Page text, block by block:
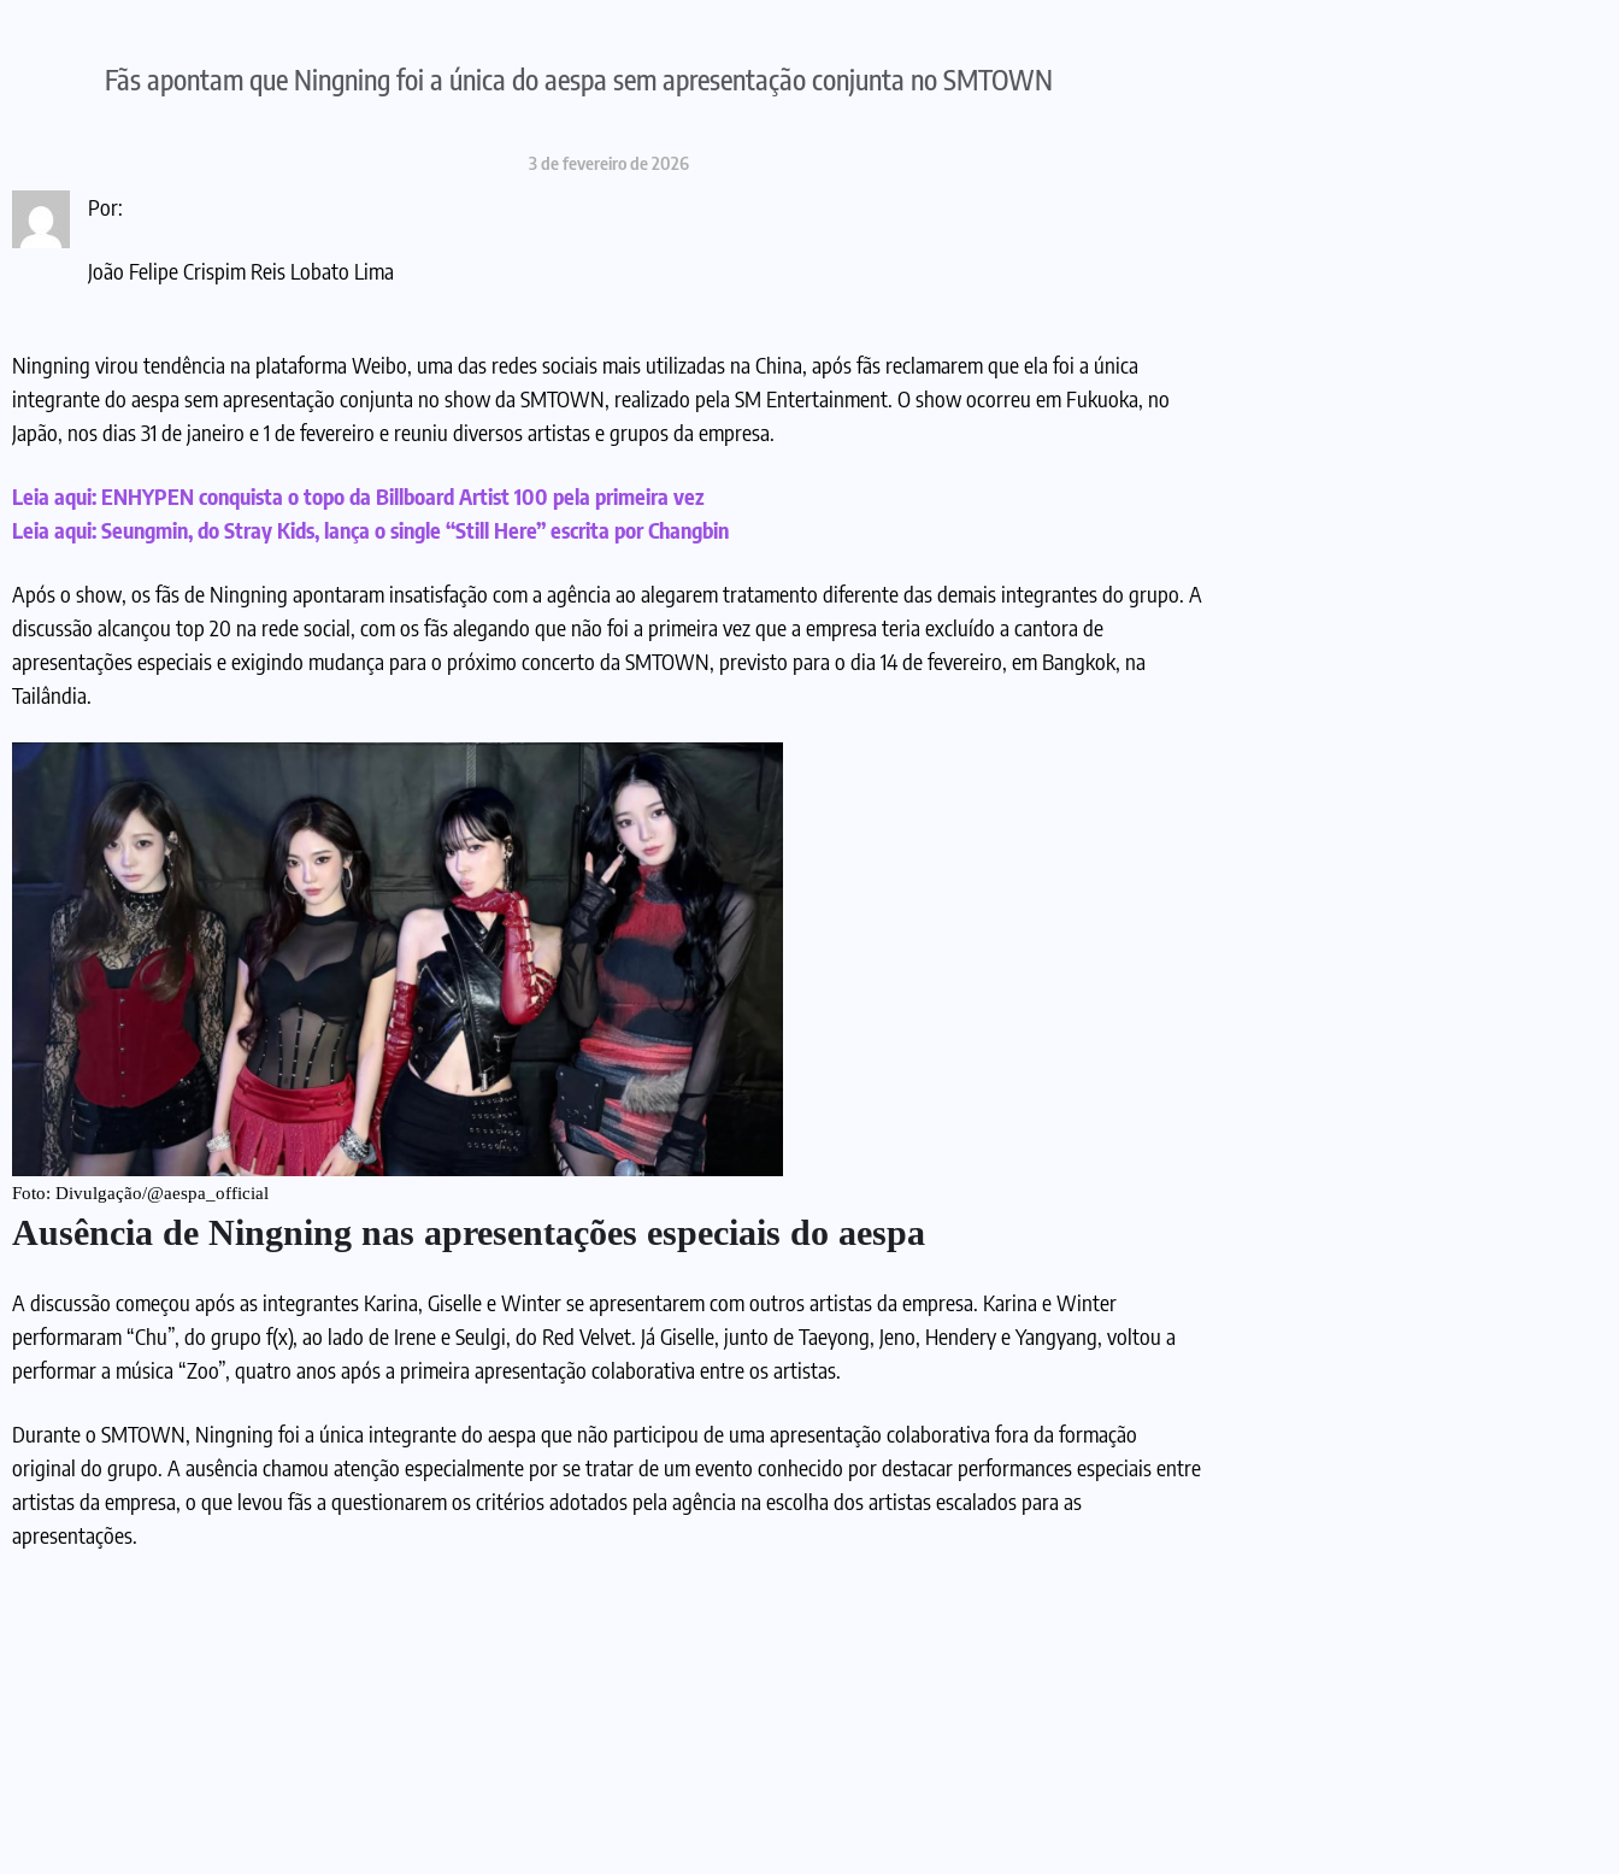
Fãs apontam que Ningning foi a única do aespa sem apresentação conjunta no SMTOWN
3 de fevereiro de 2026
Por:
João Felipe Crispim Reis Lobato Lima
Ningning virou tendência na plataforma Weibo, uma das redes sociais mais utilizadas na China, após fãs reclamarem que ela foi a única
integrante do aespa sem apresentação conjunta no show da SMTOWN, realizado pela SM Entertainment. O show ocorreu em Fukuoka, no
Japão, nos dias 31 de janeiro e 1 de fevereiro e reuniu diversos artistas e grupos da empresa.
Leia aqui: ENHYPEN conquista o topo da Billboard Artist 100 pela primeira vez
Leia aqui:Seungmin, do Stray Kids, lança o single “Still Here” escrita por Changbin
Após o show, os fãs de Ningning apontaram insatisfação com a agência ao alegarem tratamento diferente das demais integrantes do grupo. A
discussão alcançou top 20 na rede social, com os fãs alegando que não foi a primeira vez que a empresa teria excluído a cantora de
apresentações especiais e exigindo mudança para o próximo concerto da SMTOWN, previsto para o dia 14 de fevereiro, em Bangkok, na
Tailândia.
Foto: Divulgação/@aespa_official
Ausência de Ningning nas apresentações especiais do aespa
A discussão começou após as integrantes Karina, Giselle e Winter se apresentarem com outros artistas da empresa. Karina e Winter
performaram “Chu”, do grupo f(x), ao lado de Irene e Seulgi, do Red Velvet. Já Giselle, junto de Taeyong, Jeno, Hendery e Yangyang, voltou a
performar a música “Zoo”, quatro anos após a primeira apresentação colaborativa entre os artistas.
Durante o SMTOWN, Ningning foi a única integrante do aespa que não participou de uma apresentação colaborativa fora da formação
original do grupo. A ausência chamou atenção especialmente por se tratar de um evento conhecido por destacar performances especiais entre
artistas da empresa, o que levou fãs a questionarem os critérios adotados pela agência na escolha dos artistas escalados para as
apresentações.